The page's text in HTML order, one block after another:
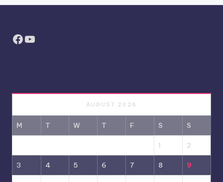
Facebook
YouTube
AUGUST 2026
M T W T F S S
1 2
3 4 5 6 7 8 9